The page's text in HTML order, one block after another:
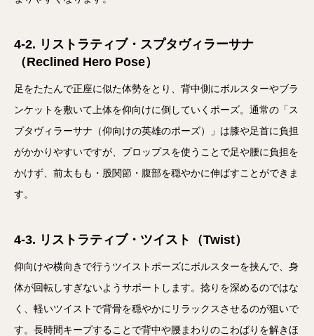
4-2. リストラティブ・スプタヴィラーサナ
（Reclined Hero Pose）
足をたたんで正座に似た体勢をとり、背中側にボルスターやブラ
ンケットを敷いて上体を仰向けに倒していくポーズ。通常の「ス
プタヴィラーサナ（仰向けの英雄のポーズ）」は膝や足首に負担
がかかりやすいですが、プロップスを使うことで足や腰に負担を
かけず、前太もも・股関節・腹部を穏やかに伸ばすことができま
す。
4-3. リストラティブ・ツイスト（Twist）
仰向けや横向きで行うツイストポーズにボルスターを挟んで、身
体が回転しすぎないようサポートします。捻りを深めるのではな
く、軽いツイストで背骨を穏やかにリラックスさせるのが狙いで
す。長時間キープすることで背中や腰まわりのこわばりを解きほ